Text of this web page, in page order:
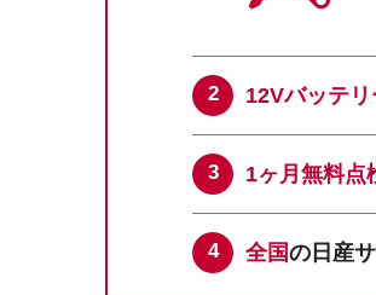
12Vバッテリ
1ヶ月無料点
全国の日産